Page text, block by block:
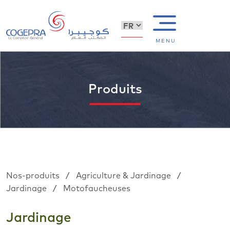
MENU
Produits
Nos-produits / Agriculture & Jardinage /
Jardinage / Motofaucheuses
Jardinage